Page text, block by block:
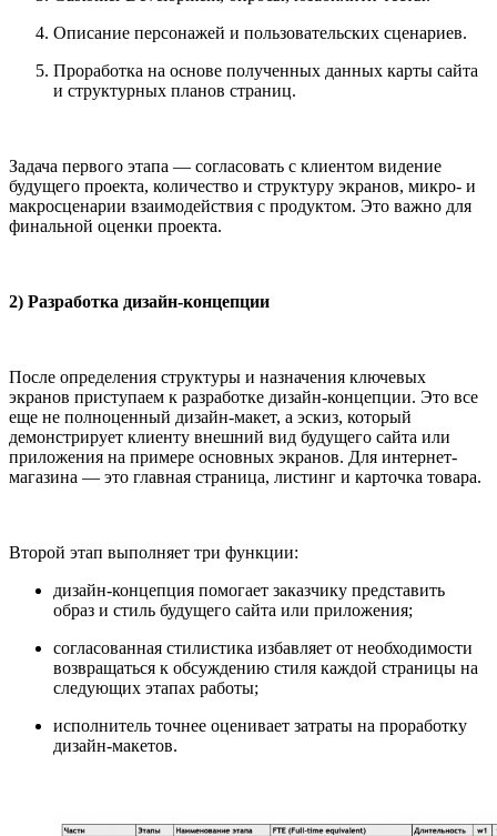
Описание персонажей и пользовательских сценариев.
Проработка на основе полученных данных карты сайта
и структурных планов страниц.
Задача первого этапа — согласовать с клиентом видение
будущего проекта, количество и структуру экранов, микро- и
макросценарии взаимодействия с продуктом. Это важно для
финальной оценки проекта.
2) Разработка дизайн-концепции
После определения структуры и назначения ключевых
экранов приступаем к разработке дизайн-концепции. Это все
еще не полноценный дизайн-макет, а эскиз, который
демонстрирует клиенту внешний вид будущего сайта или
приложения на примере основных экранов. Для интернет-
магазина — это главная страница, листинг и карточка товара.
Второй этап выполняет три функции:
дизайн-концепция помогает заказчику представить
образ и стиль будущего сайта или приложения;
согласованная стилистика избавляет от необходимости
возвращаться к обсуждению стиля каждой страницы на
следующих этапах работы;
исполнитель точнее оценивает затраты на проработку
дизайн-макетов.